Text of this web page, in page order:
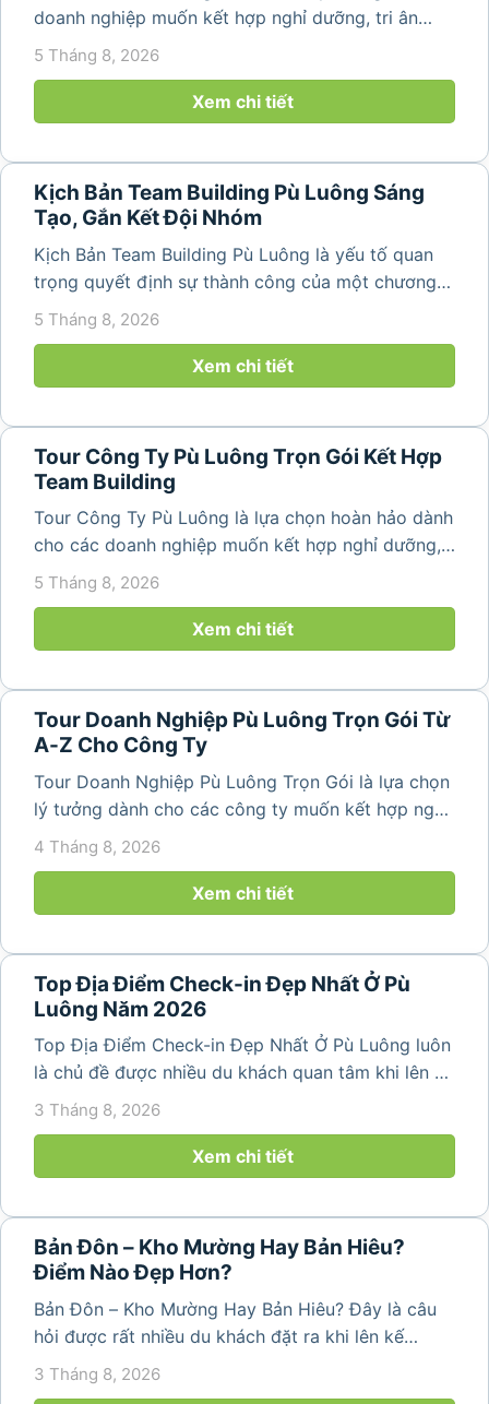
doanh nghiệp muốn kết hợp nghỉ dưỡng, tri ân
nhân viên và xây dựng tinh thần đồng đội trong
núi rừng hùng vĩ, không khí...
5 Tháng 8, 2026
Xem chi tiết
Kịch Bản Team Building Pù Luông Sáng
Tạo, Gắn Kết Đội Nhóm
Kịch Bản Team Building Pù Luông là yếu tố quan
trọng quyết định sự thành công của một chương
trình du lịch doanh nghiệp. Một kịch bản được xây
dựng bài bản không chỉ mang đến những phút
giây vui vẻ, sôi động mà còn...
5 Tháng 8, 2026
Xem chi tiết
Tour Công Ty Pù Luông Trọn Gói Kết Hợp
Team Building
Tour Công Ty Pù Luông là lựa chọn hoàn hảo dành
cho các doanh nghiệp muốn kết hợp nghỉ dưỡng,
team building và gắn kết tập thể trong không gian
Hóa vài giờ di chuyển,...
5 Tháng 8, 2026
Xem chi tiết
Tour Doanh Nghiệp Pù Luông Trọn Gói Từ
A-Z Cho Công Ty
Tour Doanh Nghiệp Pù Luông Trọn Gói là lựa chọn
lý tưởng dành cho các công ty muốn kết hợp nghỉ
dưỡng, gắn kết đội ngũ và tái tạo năng lượng sau
những ngày làm việc căng thẳng. Với cảnh quan
thiên nhiên trong lành,...
4 Tháng 8, 2026
Xem chi tiết
Top Địa Điểm Check-in Đẹp Nhất Ở Pù
Luông Năm 2026
Top Địa Điểm Check-in Đẹp Nhất Ở Pù Luông luôn
là chủ đề được nhiều du khách quan tâm khi lên kế
hoạch khám phá vùng đất thiên nhiên nổi tiếng
làng yên bình, thác...
3 Tháng 8, 2026
Xem chi tiết
Bản Đôn – Kho Mường Hay Bản Hiêu?
Điểm Nào Đẹp Hơn?
Bản Đôn – Kho Mường Hay Bản Hiêu? Đây là câu
hỏi được rất nhiều du khách đặt ra khi lên kế
hoạch khám phá Pù Luông. Mỗi địa điểm đều
mang một vẻ đẹp riêng, từ những cánh đồng
3 Tháng 8, 2026